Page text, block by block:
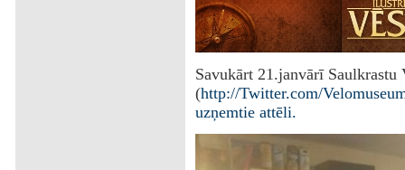
Savukārt 21.janvārī
(http://Twitter.com/
uzņemtie attēli.